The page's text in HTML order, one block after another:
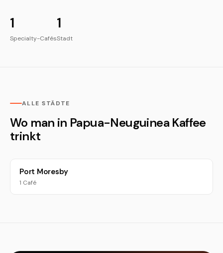
1
Specialty-Cafés
1
Stadt
ALLE STÄDTE
Wo man in Papua-Neuguinea Kaffee
trinkt
Port Moresby
1 Café